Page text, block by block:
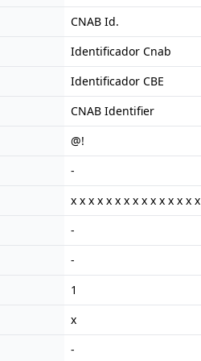
CNAB Id.
Identificador Cnab
Identificador CBE
CNAB Identifier
@!
-
x x x x x x x x x x x x x x x
-
-
1
x
-